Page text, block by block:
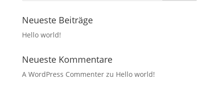
Neueste Beiträge
Hello world!
Neueste Kommentare
A WordPress Commenterzu Hello world!